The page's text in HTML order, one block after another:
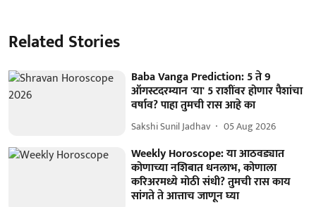
Related Stories
Baba Vanga Prediction: 5 ते 9
ऑगस्टदरम्यान 'या' 5 राशींवर होणार पैशांचा
वर्षाव? पाहा तुमची रास आहे का
Sakshi Sunil Jadhav 05 Aug 2026
Weekly Horoscope: या आठवड्यात
कोणाच्या नशिबात धनलाभ, कोणाला
करिअरमध्ये मोठी संधी? तुमची रास काय
सांगते ते आत्ताच जाणून घ्या